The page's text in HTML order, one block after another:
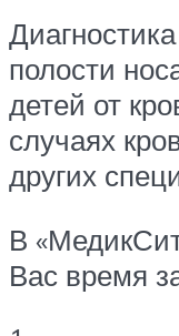
полости
детей от
случаях
других
В
Вас время